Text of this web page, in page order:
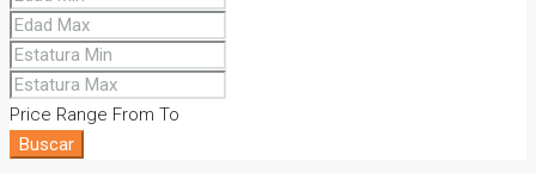
Price Range From To
Buscar